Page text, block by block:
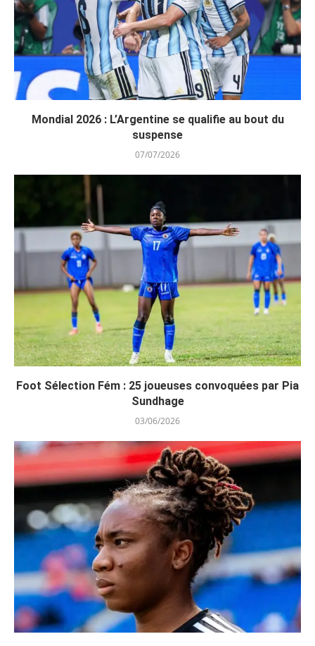
Mondial 2026 : L’Argentine se qualifie au bout du
suspense
07/07/2026
Foot Sélection Fém : 25 joueuses convoquées par Pia
Sundhage
03/06/2026